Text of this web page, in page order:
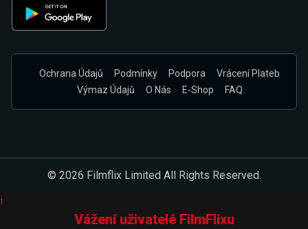
Ochrana Údajů Podmínky Podpora
Vrácení Plateb
Výmaz Údajů
O Nás E-Shop FAQ
© 2026 Filmflix Limited All Rights Reserved.
i
Vážení uživatelé FilmFlixu